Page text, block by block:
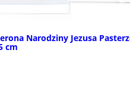
Narodziny Jezusa
cm